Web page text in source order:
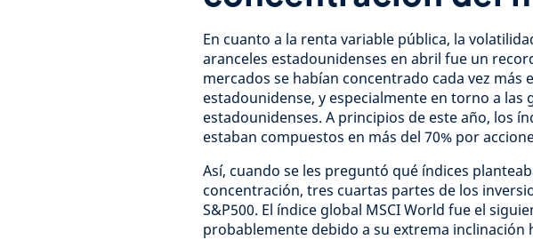
En cuanto a la renta variable pública, la
aranceles estadounidenses en abril fue un
mercados se habían concentrado cada vez más
estadounidense, y especialmente en torno a las
estadounidenses. A principios de este año, los
estaban compuestos en más del 70% por
Así, cuando se les preguntó qué índices
concentración, tres cuartas partes de los
S&P500. El índice global MSCI World fue el
probablemente debido a su extrema inclinación